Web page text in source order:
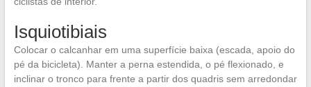
Isquiotibiais
Colocar o calcanhar em uma superfície baixa (escada, apoio do
pé da bicicleta). Manter a perna estendida, o pé flexionado, e
inclinar o tronco para frente a partir dos quadris sem arredondar